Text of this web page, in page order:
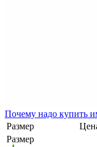
Почему надо купить
Размер
Размер